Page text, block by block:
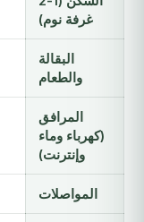
غرفة نوم)
البقالة
والطعام
المرافق
(كهرباء وماء
وإنترنت)
المواصلات